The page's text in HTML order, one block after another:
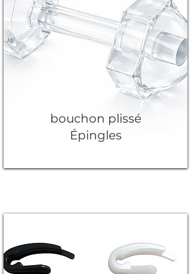
bouchon plissé
Épingles